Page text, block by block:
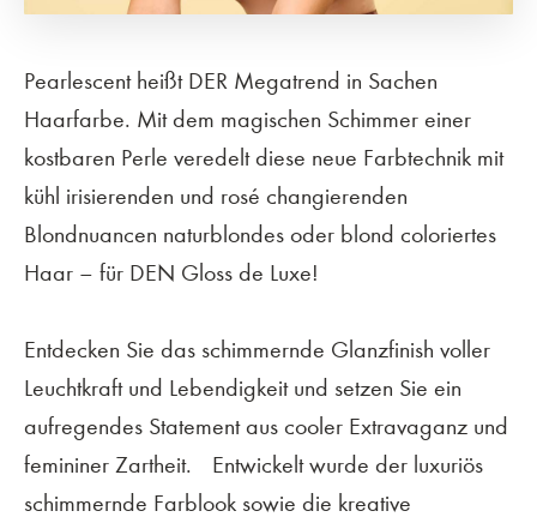
Pearlescent heißt DER Megatrend in Sachen
Haarfarbe. Mit dem magischen Schimmer einer
kostbaren Perle veredelt diese neue Farbtechnik mit
kühl irisierenden und rosé changierenden
Blondnuancen naturblondes oder blond coloriertes
Haar – für DEN Gloss de Luxe!
Entdecken Sie das schimmernde Glanzfinish voller
Leuchtkraft und Lebendigkeit und setzen Sie ein
aufregendes Statement aus cooler Extravaganz und
femininer Zartheit. Entwickelt wurde der luxuriös
schimmernde Farblook sowie die kreative